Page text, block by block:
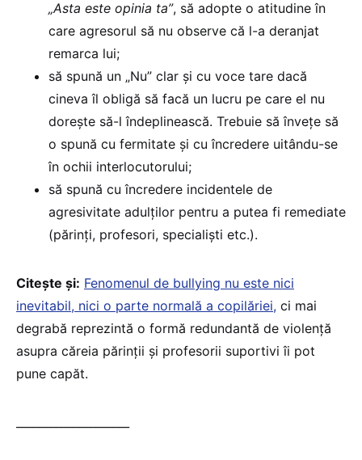
„Asta este opinia ta”, să adopte o atitudine în
care agresorul să nu observe că l-a deranjat
remarca lui;
să spună un „Nu” clar şi cu voce tare dacă
cineva îl obligă să facă un lucru pe care el nu
doreşte să-l îndeplinească. Trebuie să înveţe să
o spună cu fermitate şi cu încredere uitându-se
în ochii interlocutorului;
să spună cu încredere incidentele de
agresivitate adulţilor pentru a putea fi remediate
(părinţi, profesori, specialiști etc.).
Citește și: Fenomenul de bullying nu este nici
inevitabil, nici o parte normală a copilăriei, ci mai
degrabă reprezintă o formă redundantă de violență
asupra căreia părinții și profesorii suportivi îi pot
pune capăt.